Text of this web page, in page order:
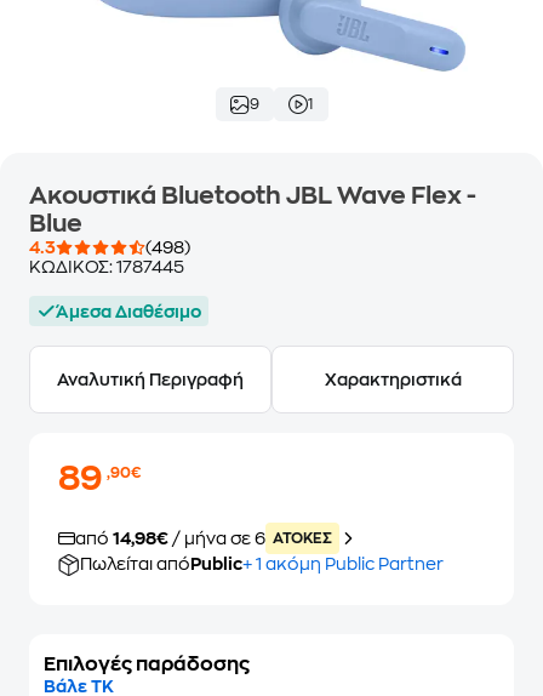
9 1
Ακουστικά Bluetooth JBL Wave Flex -
Blue
4.3
(498)
ΚΩΔΙΚΟΣ: 1787445
Άμεσα Διαθέσιμο
Αναλυτική Περιγραφή Χαρακτηριστικά
89,90€
από 14,98€ / μήνα σε 6 ATOKEΣ
Πωλείται από Public+ 1 ακόμη Public Partner
Επιλογές παράδοσης
Βάλε ΤΚ